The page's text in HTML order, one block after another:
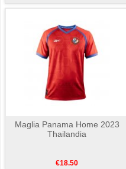
Maglia Panama Home 2023
Thailandia
€18.50